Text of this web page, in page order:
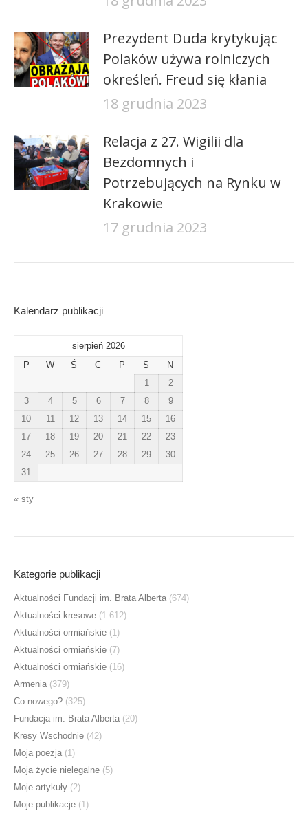
Prezydent Duda krytykując
Polaków używa rolniczych
określeń. Freud się kłania
18 grudnia 2023
Relacja z 27. Wigilii dla
Bezdomnych i
Potrzebujących na Rynku w
Krakowie
17 grudnia 2023
Kalendarz publikacji
sierpień 2026
P
W Ś C P S
N
1
2
3
4 5 6 7 8
9
10
11 12 13 14 15
16
17
18 19 20 21 22
23
24
25 26 27 28 29
30
31
« sty
Kategorie publikacji
Aktualności Fundacji im. Brata Alberta (674)
Aktualności kresowe (1 612)
Aktualności ormiańskie (1)
Aktualności ormiańskie (7)
Aktualności ormiańskie (16)
Armenia (379)
Co nowego? (325)
Fundacja im. Brata Alberta (20)
Kresy Wschodnie (42)
Moja poezja (1)
Moja życie nielegalne (5)
Moje artykuły (2)
Moje publikacje (1)